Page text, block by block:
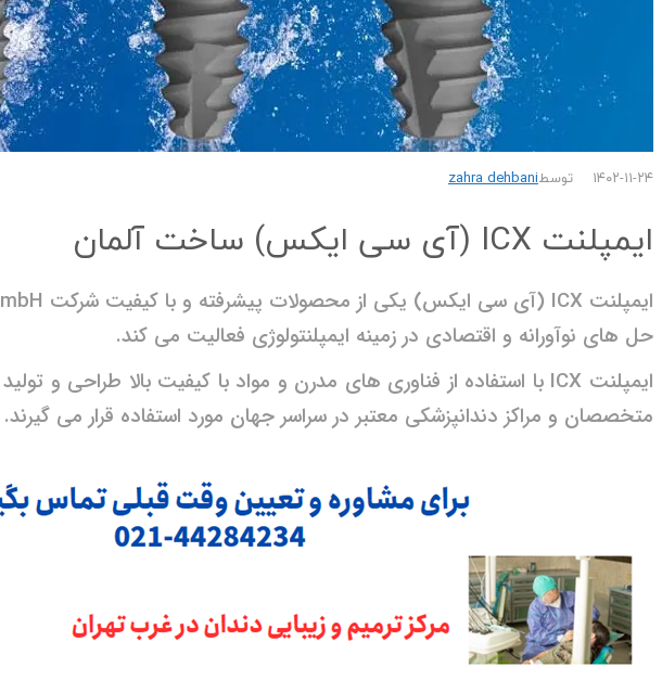
۱۴۰۲-۱۱-۲۴ توسطzahra dehbani
ایمپلنت ICX (آی سی ایکس) ساخت آلمان
حل های نوآورانه و اقتصادی در زمینه ایمپلنتولوژی فعالیت می کند.
متخصصان و مراکز دندانپزشکی معتبر در سراسر جهان مورد استفاده قرار می گیرند.